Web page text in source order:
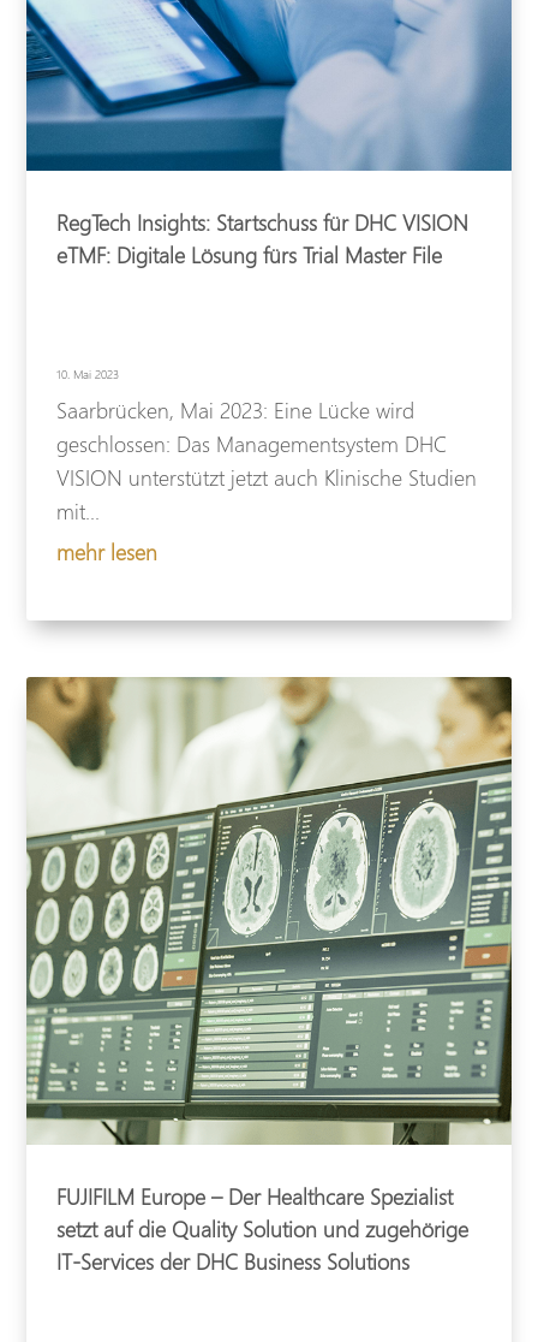
RegTech Insights: Startschuss für DHC VISION
eTMF: Digitale Lösung fürs Trial Master File
10. Mai 2023
Saarbrücken, Mai 2023: Eine Lücke wird
geschlossen: Das Managementsystem DHC
VISION unterstützt jetzt auch Klinische Studien
mit...
mehr lesen
FUJIFILM Europe – Der Healthcare Spezialist
setzt auf die Quality Solution und zugehörige
IT-Services der DHC Business Solutions